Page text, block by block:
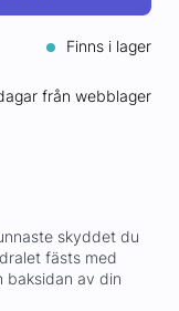
Finns i lager
från webblager
skyddet du
fästs med
baksidan av din